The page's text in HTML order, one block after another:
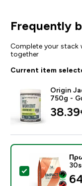
Frequently
Complete your
together
Current item
Origin
750g -
Select this